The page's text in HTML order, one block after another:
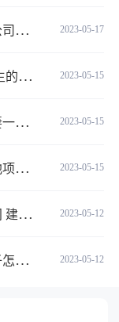
2023-05-17
？
2023-05-15
？
2023-05-15
？
2023-05-15
？
2023-05-12
担？
2023-05-12
？